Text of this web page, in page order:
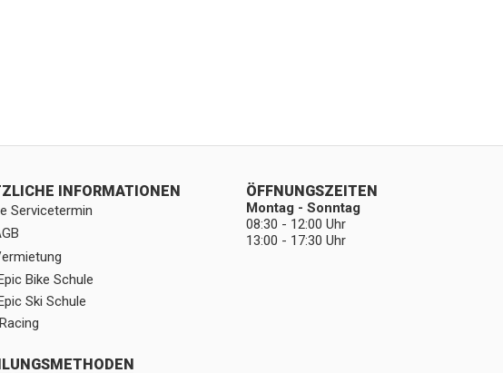
INFORMATIONEN
Servicetermin
Bike Schule
Ski Schule
ÖFFNUNGSZEITEN
Montag - Sonntag
08:30 - 12:00 Uhr
13:00 - 17:30 Uhr